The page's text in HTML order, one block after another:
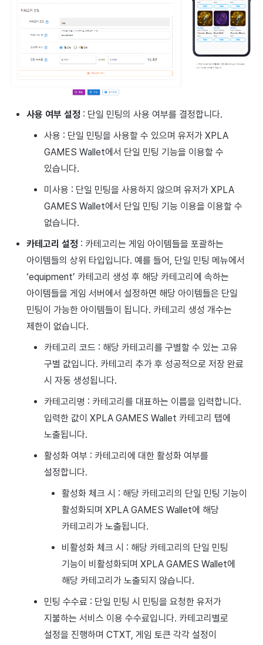
사용 여부 설정 : 단일 민팅의 사용 여부를 결정합니다.
사용 : 단일 민팅을 사용할 수 있으며 유저가 XPLA
GAMES Wallet에서 단일 민팅 기능을 이용할 수
있습니다.
미사용 : 단일 민팅을 사용하지 않으며 유저가 XPLA
GAMES Wallet에서 단일 민팅 기능 이용을 이용할 수
없습니다.
카테고리 설정 : 카테고리는 게임 아이템들을 포괄하는
아이템들의 상위 타입입니다. 예를 들어, 단일 민팅 메뉴에서
‘equipment’ 카테고리 생성 후 해당 카테고리에 속하는
아이템들을 게임 서버에서 설정하면 해당 아이템들은 단일
민팅이 가능한 아이템들이 됩니다. 카테고리 생성 개수는
제한이 없습니다.
카테고리 코드 : 해당 카테고리를 구별할 수 있는 고유
구별 값입니다. 카테고리 추가 후 성공적으로 저장 완료
시 자동 생성됩니다.
카테고리명 : 카테고리를 대표하는 이름을 입력합니다.
입력한 값이 XPLA GAMES Wallet 카테고리 탭에
노출됩니다.
활성화 여부 : 카테고리에 대한 활성화 여부를
설정합니다.
활성화 체크 시 : 해당 카테고리의 단일 민팅 기능이
활성화되며 XPLA GAMES Wallet에 해당
카테고리가 노출됩니다.
비활성화 체크 시 : 해당 카테고리의 단일 민팅
기능이 비활성화되며 XPLA GAMES Wallet에
해당 카테고리가 노출되지 않습니다.
민팅 수수료 : 단일 민팅 시 민팅을 요청한 유저가
지불하는 서비스 이용 수수료입니다. 카테고리별로
설정을 진행하며 CTXT, 게임 토큰 각각 설정이